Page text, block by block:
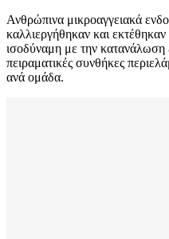
Ανθρώπινα μικροαγγειακά
καλλιεργήθηκαν και
ισοδύναμη με την κατανάλωση
πειραματικές συνθήκες
ανά ομάδα.